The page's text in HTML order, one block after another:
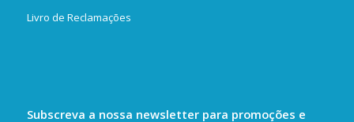
Livro de Reclamações
Subscreva a nossa newsletter para promoções e